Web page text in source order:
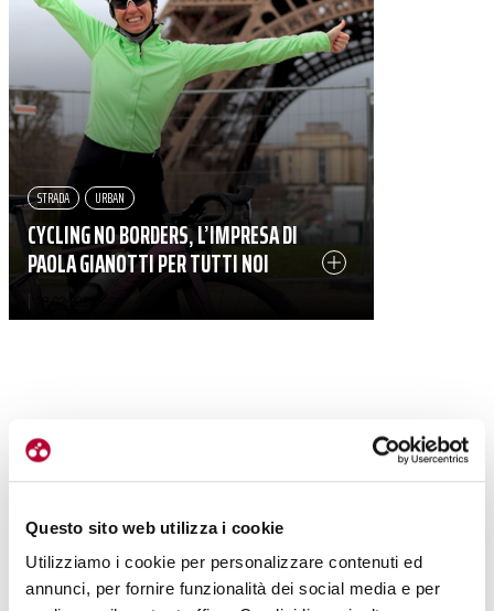
Questo sito web utilizza i cookie
Utilizziamo i cookie per personalizzare contenuti ed
annunci, per fornire funzionalità dei social media e per
CYCLING NO BORDERS, L’IMPRESA DI
PAOLA GIANOTTI PER TUTTI NOI
STRADA URBAN